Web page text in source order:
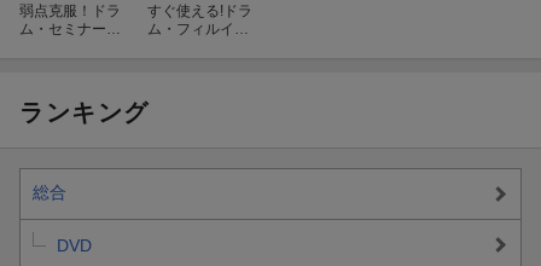
弱点克服！ドラ
ム・セミナー
すぐ使える!ドラ
ム・フィルイン
ランキング
総合
DVD